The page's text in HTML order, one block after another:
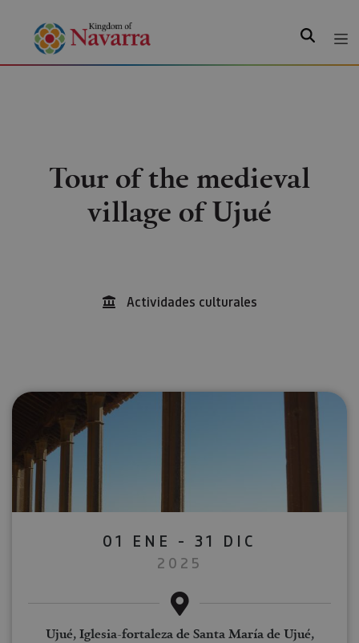
Search
Tour of the medieval
village of Ujué
Actividades culturales
01 ENE - 31 DIC
2025
Ujué, Iglesia-fortaleza de Santa María de Ujué,